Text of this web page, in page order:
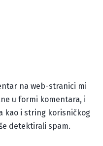
na web-stranici mi
u formi komentara, i
kao i string korisničkog
detektirali spam.